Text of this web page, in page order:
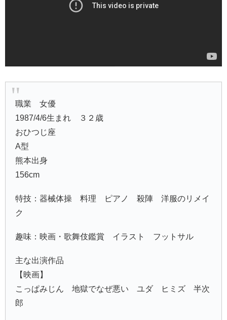
職業 女優
1987/4/6生まれ ３２歳
おひつじ座
A型
熊本出身
156cm
特技：器械体操 料理 ピアノ 殺陣 洋服のリメイ
ク
趣味：映画・歌舞伎鑑賞 イラスト フットサル
主な出演作品
【映画】
こっぱみじん 地獄でなぜ悪い ユダ ヒミズ 半次
郎